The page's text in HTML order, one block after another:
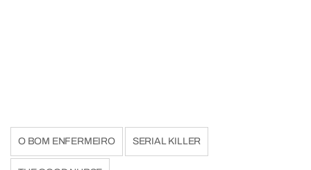
O BOM ENFERMEIRO SERIAL KILLER